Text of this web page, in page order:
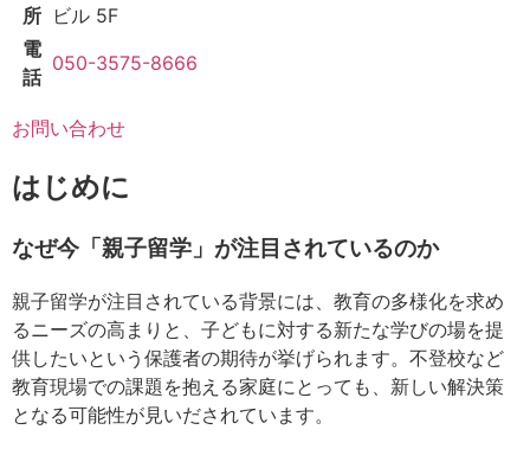
所
ビル 5F
電
話
050-3575-8666
お問い合わせ
はじめに
なぜ今「親子留学」が注目されているのか
親子留学が注目されている背景には、教育の多様化を求め
るニーズの高まりと、子どもに対する新たな学びの場を提
供したいという保護者の期待が挙げられます。不登校など
教育現場での課題を抱える家庭にとっても、新しい解決策
となる可能性が見いだされています。